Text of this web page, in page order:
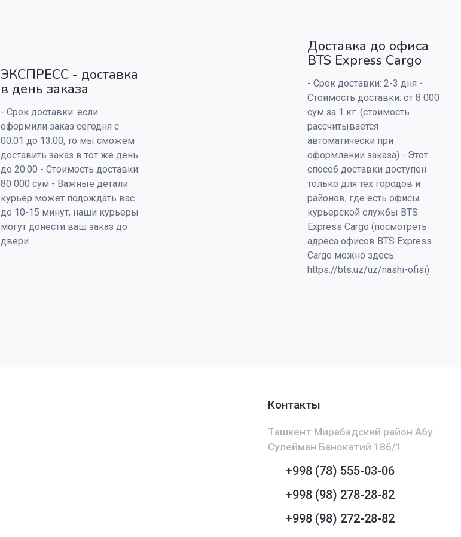
ЭКСПРЕСС - доставка
в день заказа
- Срок доставки: если
оформили заказ сегодня с
00.01 до 13.00, то мы сможем
доставить заказ в тот же день
до 20.00 - Стоимость доставки:
80 000 сум - Важные детали:
курьер может подождать вас
до 10-15 минут, наши курьеры
могут донести ваш заказ до
двери.
Доставка до офиса
BTS Express Cargo
- Срок доставки: 2-3 дня -
Стоимость доставки: от 8 000
сум за 1 кг. (стоимость
рассчитывается
автоматически при
оформлении заказа) - Этот
способ доставки доступен
только для тех городов и
районов, где есть офисы
курьерской службы BTS
Express Cargo (посмотреть
адреса офисов BTS Express
Cargo можно здесь:
https://bts.uz/uz/nashi-ofisi)
Контакты
Ташкент Мирабадский район Абу
Сулейман Банокатий 186/1
+998 (78) 555-03-06
+998 (98) 278-28-82
+998 (98) 272-28-82